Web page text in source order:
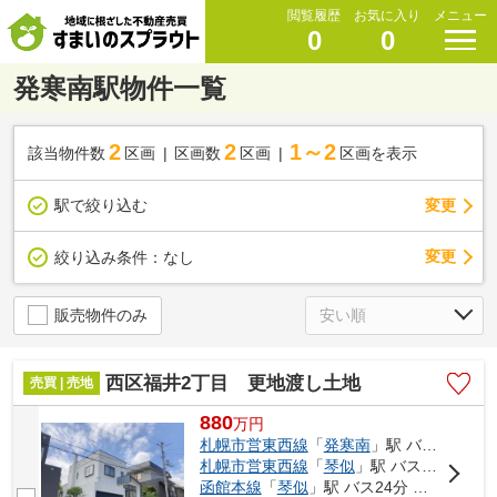
閲覧履歴
0
お気に入り
0
メニュー
発寒南駅物件一覧
該当物件数 2 区画 区画数 2 区画 1～2 区画を表示
駅で絞り込む 変更
絞り込み条件： なし 変更
販売物件のみ
売買 | 売地 西区福井2丁目 更地渡し土地
880万円
札幌市営東西線 「発寒南」駅 バス9分 「福井2丁目」 停歩6分
札幌市営東西線 「琴似」駅 バス18分 「福井2丁目」 停歩6分
函館本線 「琴似」駅 バス24分 「福井2丁目」 停歩6分